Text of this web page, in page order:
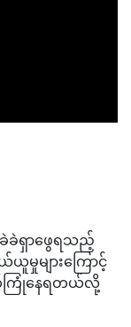
ခဲရှာဖွေရသည့်
ယူမှုများကြောင့်
ကြုံနေရတယ်လို့